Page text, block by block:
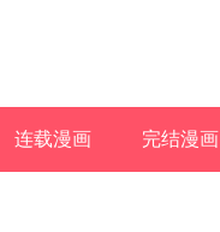
连载漫画 完结漫画